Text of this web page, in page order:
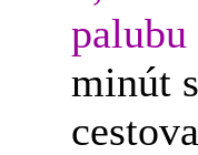
palubu
minút